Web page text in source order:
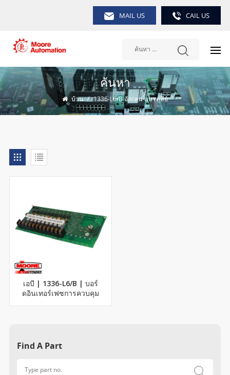
MAIL US CAIL US
ค้นหา
บ้าน / 1336-L6/B อัลเลน-แบรดลีย์
เอบี | 1336-L6/B | บอร์
ดอินเทอร์เฟซการควบคุม
Find A Part